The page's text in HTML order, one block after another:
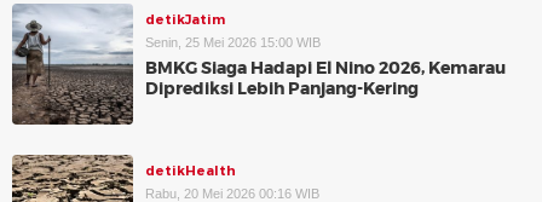
detikJatim
Senin, 25 Mei 2026 15:00 WIB
BMKG Siaga Hadapi El Nino 2026, Kemarau
Diprediksi Lebih Panjang-Kering
detikHealth
Rabu, 20 Mei 2026 00:16 WIB